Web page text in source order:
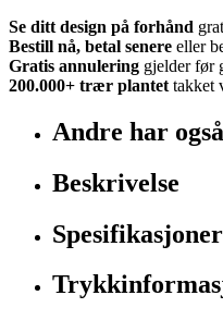
Se ditt design på forhånd
Bestill nå, betal senere eller
Gratis annulering gjelder før
200.000+ trær plantet takket
Andre har
Beskrivelse
Spesifikasjoner